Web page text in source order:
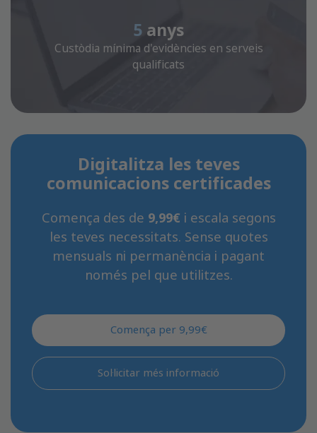
5 anys
Custòdia mínima d'evidències en serveis
qualificats
Digitalitza les teves
comunicacions certificades
Comença des de 9,99€ i escala segons
les teves necessitats. Sense quotes
mensuals ni permanència i pagant
només pel que utilitzes.
Comença per 9,99€
Sol·licitar més informació